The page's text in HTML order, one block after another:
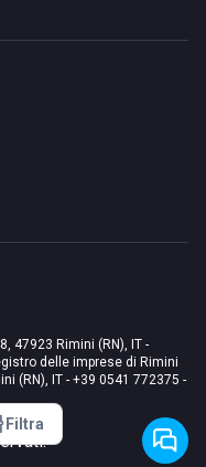
Filtra
47923 Rimini (RN), IT -
delle imprese di Rimini
(RN), IT - +39 0541 772375 -